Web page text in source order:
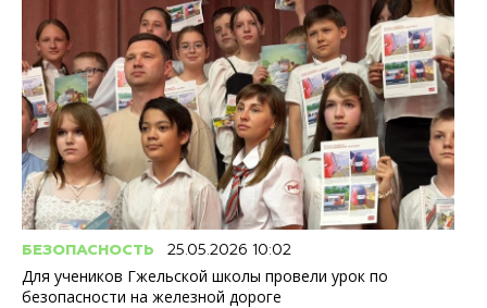
БЕЗОПАСНОСТЬ 25.05.2026 10:02
Для учеников Гжельской школы провели урок по
безопасности на железной дороге